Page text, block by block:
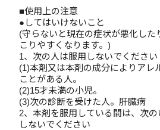
■使用上の注意
●してはいけないこと
(守らないと現在の症状が悪化した
こりやすくなります。)
1、次の人は服用しないでください
(1)本剤又は本剤の成分によりアレ
ことがある人。
(2)15才未満の小児。
(3)次の診断を受けた人。肝臓病
2、本剤を服用している間は、次
しないでください